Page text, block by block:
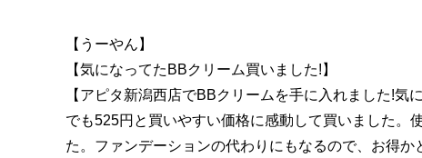
【うーやん】
【気になってたBBクリーム買いました!】
【アピタ新潟西店でBBクリームを手に入れました!
でも525円と買いやすい価格に感動して買いました
た。ファンデーションの代わりにもなるので、お得か